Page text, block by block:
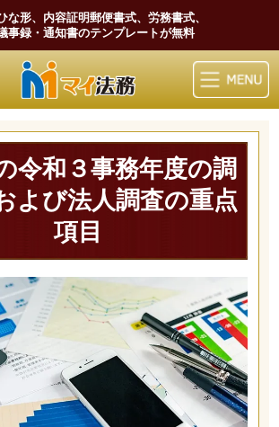
な形、内容証明郵便書式、労務書式、
事録・通知書のテンプレートが無料
マイ法務
令和３事務年度の調
よび法人調査の重点
項目